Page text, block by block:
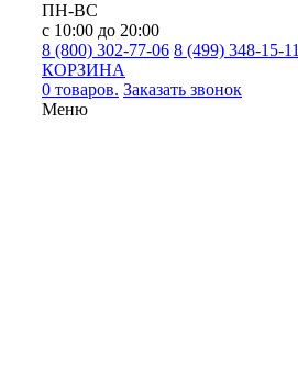
ПН-ВС
с 10:00 до 20:00
8 (800) 302-77-06 8 (499) 348-15-11
КОРЗИНА
0 товаров. Заказать звонок
Меню